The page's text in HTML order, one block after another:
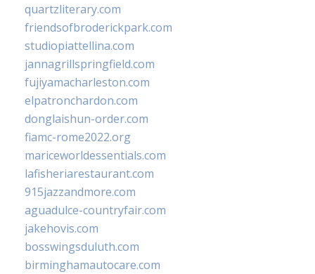
quartzliterary.com
friendsofbroderickpark.com
studiopiattellina.com
jannagrillspringfield.com
fujiyamacharleston.com
elpatronchardon.com
donglaishun-order.com
fiamc-rome2022.org
mariceworldessentials.com
lafisheriarestaurant.com
915jazzandmore.com
aguadulce-countryfair.com
jakehovis.com
bosswingsduluth.com
birminghamautocare.com